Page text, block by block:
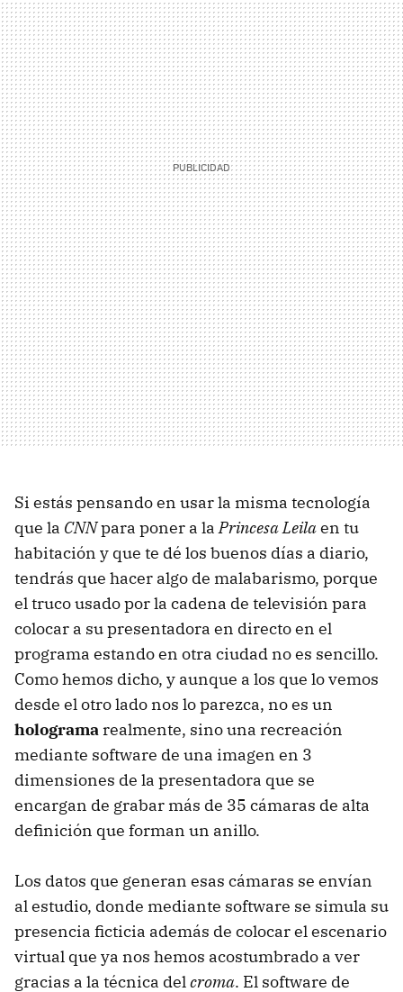
Si estás pensando en usar la misma tecnología
que la CNNpara poner a laPrincesa Leilaen tu
habitación y que te dé los buenos días a diario,
tendrás que hacer algo de malabarismo, porque
el truco usado por la cadena de televisión para
colocar a su presentadora en directo en el
programa estando en otra ciudad no es sencillo.
Como hemos dicho, y aunque a los que lo vemos
desde el otro lado nos lo parezca, no es un
holograma realmente, sino una recreación
mediante software de una imagen en 3
dimensiones de la presentadora que se
encargan de grabar más de 35 cámaras de alta
definición que forman un anillo.
Los datos que generan esas cámaras se envían
al estudio, donde mediante software se simula su
presencia ficticia además de colocar el escenario
virtual que ya nos hemos acostumbrado a ver
gracias a la técnica delcroma. El software de